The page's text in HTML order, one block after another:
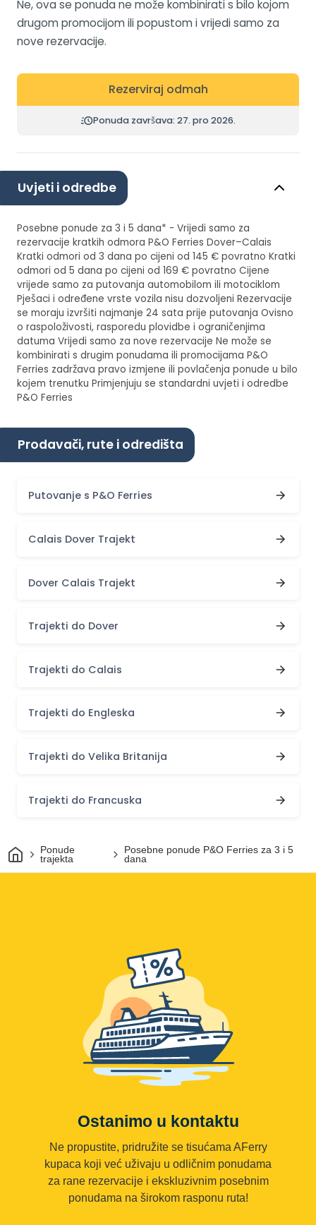
Ne, ova se ponuda ne može kombinirati s bilo kojom
drugom promocijom ili popustom i vrijedi samo za
nove rezervacije.
Rezerviraj odmah
Ponuda završava: 27. pro 2026.
Uvjeti i odredbe
Posebne ponude za 3 i 5 dana* - Vrijedi samo za
rezervacije kratkih odmora P&O Ferries Dover–Calais
Kratki odmori od 3 dana po cijeni od 145 € povratno Kratki
odmori od 5 dana po cijeni od 169 € povratno Cijene
vrijede samo za putovanja automobilom ili motociklom
Pješaci i određene vrste vozila nisu dozvoljeni Rezervacije
se moraju izvršiti najmanje 24 sata prije putovanja Ovisno
o raspoloživosti, rasporedu plovidbe i ograničenjima
datuma Vrijedi samo za nove rezervacije Ne može se
kombinirati s drugim ponudama ili promocijama P&O
Ferries zadržava pravo izmjene ili povlačenja ponude u bilo
kojem trenutku Primjenjuju se standardni uvjeti i odredbe
P&O Ferries
Prodavači, rute i odredišta
Putovanje s P&O Ferries
Calais Dover Trajekt
Dover Calais Trajekt
Trajekti do Dover
Trajekti do Calais
Trajekti do Engleska
Trajekti do Velika Britanija
Trajekti do Francuska
DomPonude
trajekta
Posebne ponude P&O Ferries za 3 i 5
dana
Ostanimo u kontaktu
Ne propustite, pridružite se tisućama AFerry
kupaca koji već uživaju u odličnim ponudama
za rane rezervacije i ekskluzivnim posebnim
ponudama na širokom rasponu ruta!